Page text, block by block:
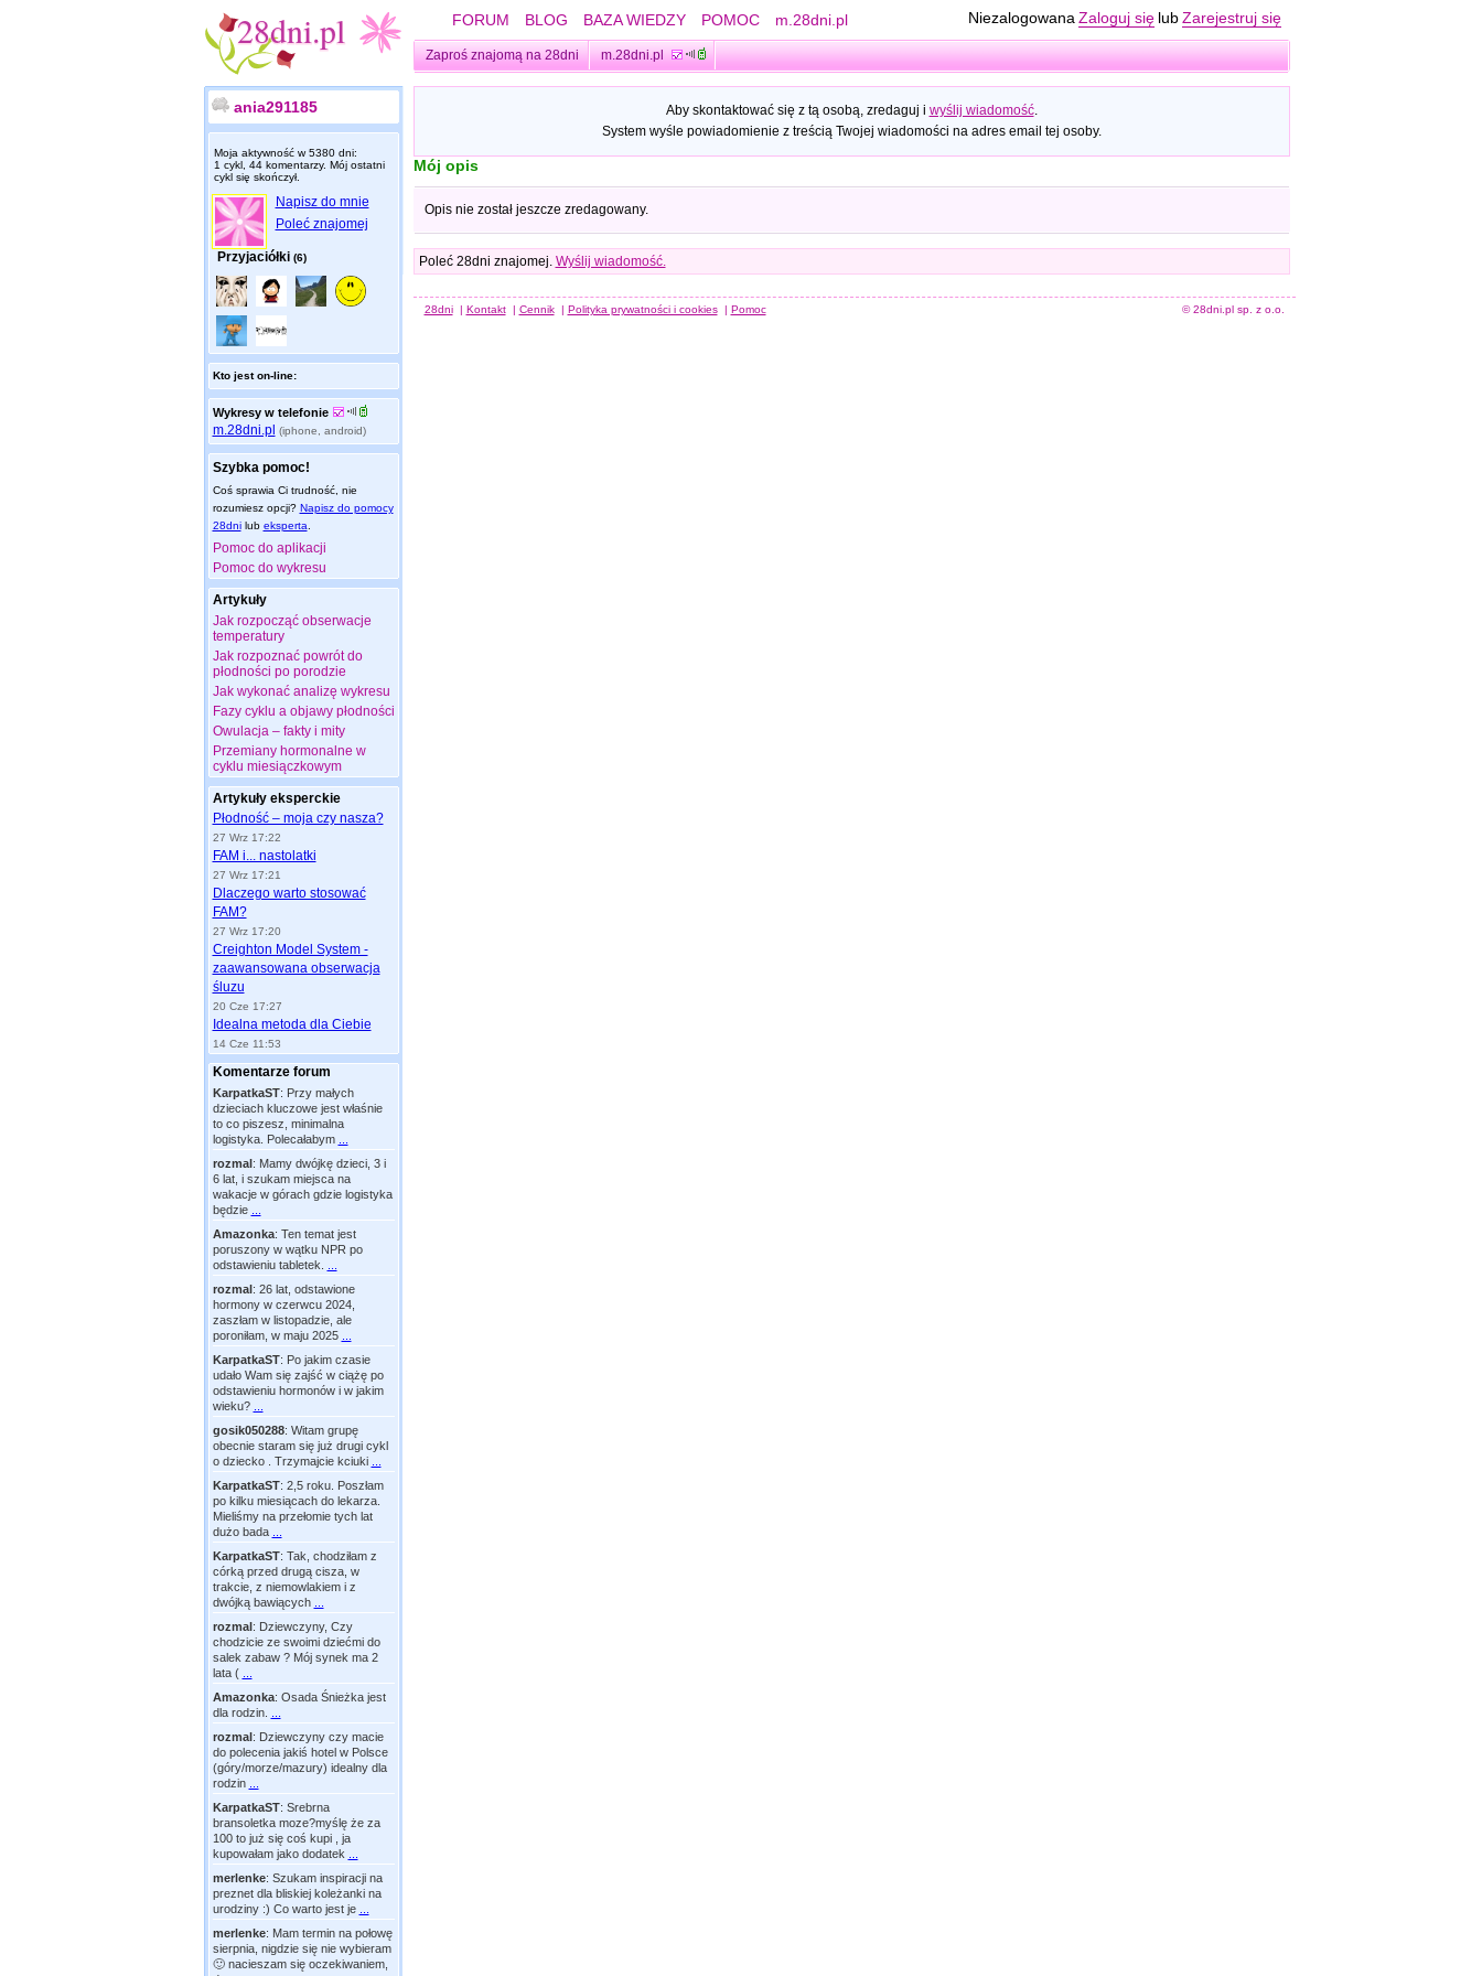
FORUM BLOG BAZA WIEDZY POMOC m.28dni.pl Niezalogowana Zaloguj się lub Zarejestruj się
Zaproś znajomą na 28dni m.28dni.pl
ania291185
Moja aktywność w 5380 dni:
1 cykl, 44 komentarzy. Mój ostatni
cykl się skończył.
Napisz do mnie
Poleć znajomej
Przyjaciółki (6)
Kto jest on-line:
Wykresy w telefonie
m.28dni.pl (iphone, android)
Szybka pomoc!
Coś sprawia Ci trudność, nie
rozumiesz opcji? Napisz do pomocy
28dnilub eksperta
Pomoc do aplikacji
Pomoc do wykresu
Artykuły
Jak rozpocząć obserwacje
temperatury
Jak rozpoznać powrót do
płodności po porodzie
Jak wykonać analizę wykresu
Fazy cyklu a objawy płodności
Owulacja – fakty i mity
Przemiany hormonalne w
cyklu miesiączkowym
Artykuły eksperckie
Płodność – moja czy nasza?
27 Wrz 17:22
FAM i... nastolatki
27 Wrz 17:21
Dlaczego warto stosować
FAM?
27 Wrz 17:20
Creighton Model System -
zaawansowana obserwacja
śluzu
20 Cze 17:27
Idealna metoda dla Ciebie
14 Cze 11:53
Komentarze forum
KarpatkaST: Przy małych
dzieciach kluczowe jest właśnie
to co piszesz, minimalna
logistyka. Polecałabym
rozmal: Mamy dwójkę dzieci, 3 i
6 lat, i szukam miejsca na
wakacje w górach gdzie logistyka
będzie
Amazonka: Ten temat jest
poruszony w wątku NPR po
odstawieniu tabletek.
rozmal: 26 lat, odstawione
hormony w czerwcu 2024,
zaszłam w listopadzie, ale
poroniłam, w maju 2025
KarpatkaST: Po jakim czasie
udało Wam się zajść w ciążę po
odstawieniu hormonów i w jakim
wieku?
gosik050288: Witam grupę
obecnie staram się już drugi cykl
o dziecko . Trzymajcie kciuki
KarpatkaST: 2,5 roku. Poszłam
po kilku miesiącach do lekarza.
Mieliśmy na przełomie tych lat
dużo bada
KarpatkaST: Tak, chodziłam z
córką przed drugą cisza, w
trakcie, z niemowlakiem i z
dwójką bawiących
rozmal: Dziewczyny, Czy
chodzicie ze swoimi dziećmi do
salek zabaw ? Mój synek ma 2
lata (
Amazonka: Osada Śnieżka jest
dla rodzin.
rozmal: Dziewczyny czy macie
do polecenia jakiś hotel w Polsce
(góry/morze/mazury) idealny dla
rodzin
KarpatkaST: Srebrna
bransoletka moze?myślę że za
100 to już się coś kupi , ja
kupowałam jako dodatek
merlenke: Szukam inspiracji na
preznet dla bliskiej koleżanki na
urodziny :) Co warto jest je
merlenke: Mam termin na połowę
sierpnia, nigdzie się nie wybieram
🙂 nacieszam się oczekiwaniem,
Aby skontaktować się z tą osobą, zredaguj i wyślij wiadomość.
System wyśle powiadomienie z treścią Twojej wiadomości na adres email tej osoby.
Mój opis
Opis nie został jeszcze zredagowany.
Poleć 28dni znajomej. Wyślij wiadomość.
28dni | Kontakt | Cennik | Polityka prywatności i cookies | Pomoc © 28dni.pl sp. z o.o.